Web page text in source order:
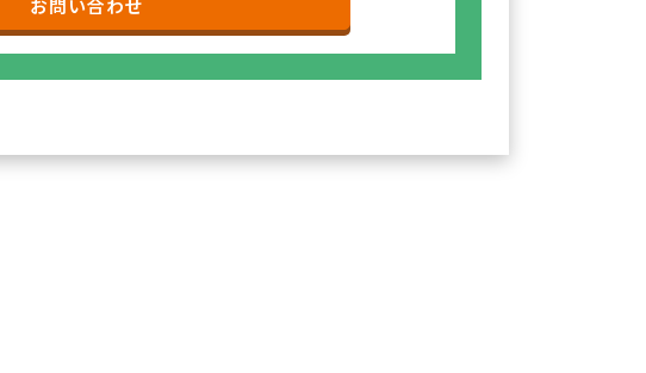
もございます。
お問い合わせ